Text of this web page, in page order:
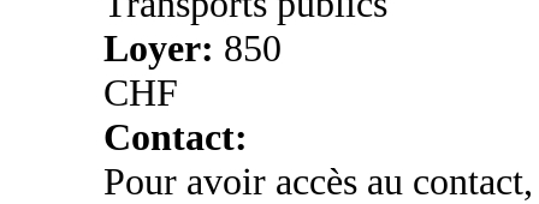
Loyer: 850
CHF
Contact:
Pour avoir accès au